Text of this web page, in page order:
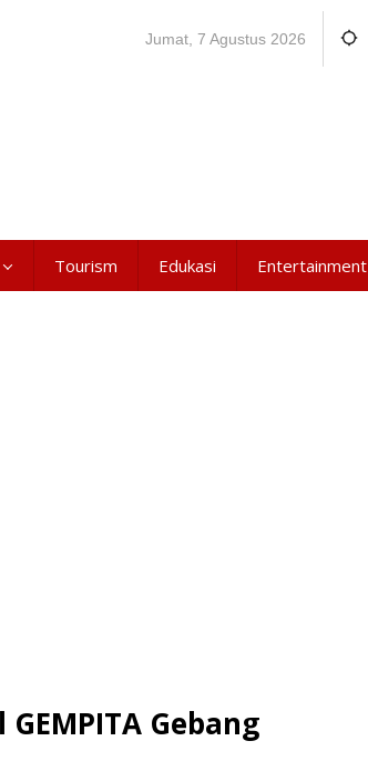
Jumat, 7 Agustus 2026
Tourism Edukasi Entertainment
Gebang